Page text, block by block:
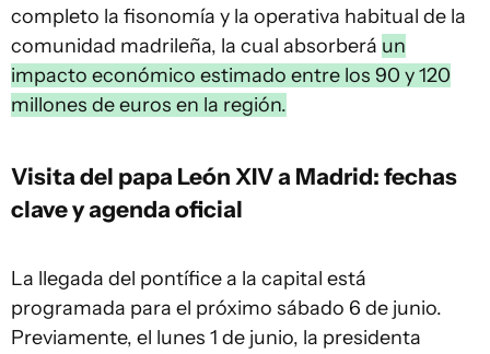
completo la fisonomía y la operativa habitual de la
comunidad madrileña, la cual absorberá un
impacto económico estimado entre los 90 y 120
millones de euros en la región.
Visita del papa León XIV a Madrid: fechas
clave y agenda oficial
La llegada del pontífice a la capital está
programada para el próximo sábado 6 de junio.
Previamente, el lunes 1 de junio, la presidenta